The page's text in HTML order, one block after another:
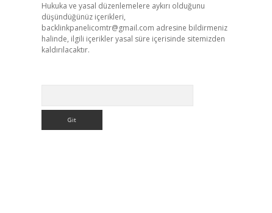
Hukuka ve yasal düzenlemelere aykırı olduğunu
düşündüğünüz içerikleri,
backlinkpanelicomtr@gmail.com adresine bildirmeniz
halinde, ilgili içerikler yasal süre içerisinde sitemizden
kaldırılacaktır.